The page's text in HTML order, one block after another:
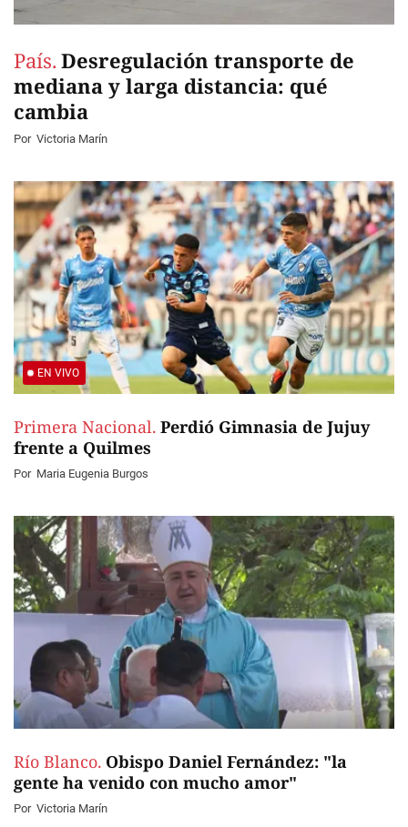
País. Desregulación transporte de
mediana y larga distancia: qué
cambia
Por Victoria Marín
EN VIVO
Primera Nacional. Perdió Gimnasia de Jujuy
frente a Quilmes
Por Maria Eugenia Burgos
Río Blanco. Obispo Daniel Fernández: "la
gente ha venido con mucho amor"
Por Victoria Marín